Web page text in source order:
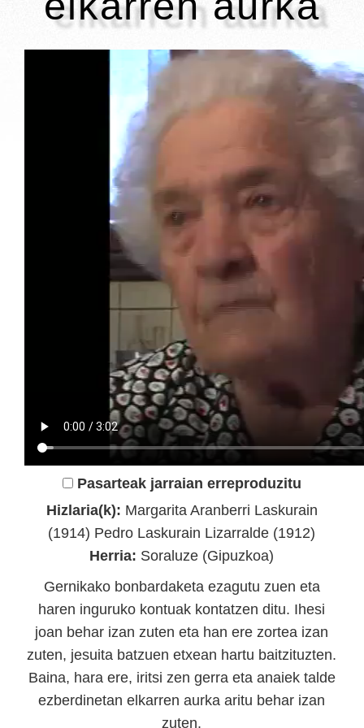
Pasarteak jarraian erreproduzitu
Hizlaria(k): Margarita Aranberri Laskurain
(1914) Pedro Laskurain Lizarralde (1912)
Herria: Soraluze (Gipuzkoa)
Gernikako bonbardaketa ezagutu zuen eta
haren inguruko kontuak kontatzen ditu. Ihesi
joan behar izan zuten eta han ere zortea izan
zuten, jesuita batzuen etxean hartu baitzituzten.
Baina, hara ere, iritsi zen gerra eta anaiek talde
ezberdinetan elkarren aurka aritu behar izan
zuten.